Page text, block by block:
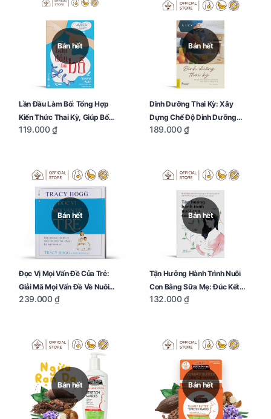
Bán hết
Lần Đầu Làm Bố: Tổng Hợp
Kiến Thức Thai Kỳ, Giúp Bố
Thấu Hiểu Hơn Về Mẹ Bầu Và
119.000 ₫
Bán hết
Dinh Dưỡng Thai Kỳ: Xây
Dựng Chế Độ Dinh Dưỡng
Giúp Mẹ Khỏe, Con Yêu Phát
189.000 ₫
Bán hết
Đọc Vị Mọi Vấn Đề Của Trẻ:
Giải Mã Mọi Vấn Đề Về Nuôi
Con Nhỏ (Ăn, Ngủ, Kỷ Luật
239.000 ₫
Bán hết
Tận Hưởng Hành Trình Nuôi
Con Bằng Sữa Mẹ: Đúc Kết
Những Kiến Thức Quý Báu Về
Mình Trong Hành Trình Nuôi
132.000 ₫
Bán hết Bán hết